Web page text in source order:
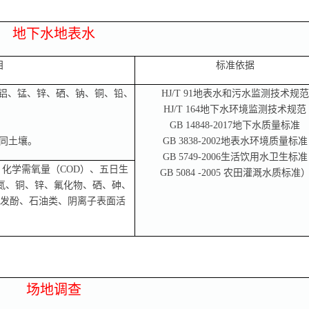
地下水地表水
标准依据
、锰、锌、硒、钠、铜、铅、
土壤。
HJ/T 91地表水和污水监测技术规范
HJ/T 164地下水环境监测技术规范
GB 14848-2017地下水质量标准
GB 3838-2002地表水环境质量标准
GB 5749-2006生活饮用水卫生标准
GB 5084 -2005 农田灌溉水质标准
学需氧量（COD）、五日生
铜、锌、氟化物、硒、砷、
酚、石油类、阴离子表面活
场地调查